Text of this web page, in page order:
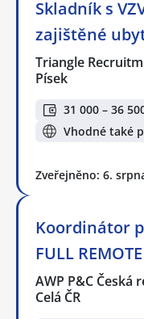
Skladník s
zajištěné
Triangle
Písek
31 000 – 36
Vhodné také
Zveřejněno: 6.
Koordinátor
FULL REMOTE
AWP P&C Česká
Celá ČR